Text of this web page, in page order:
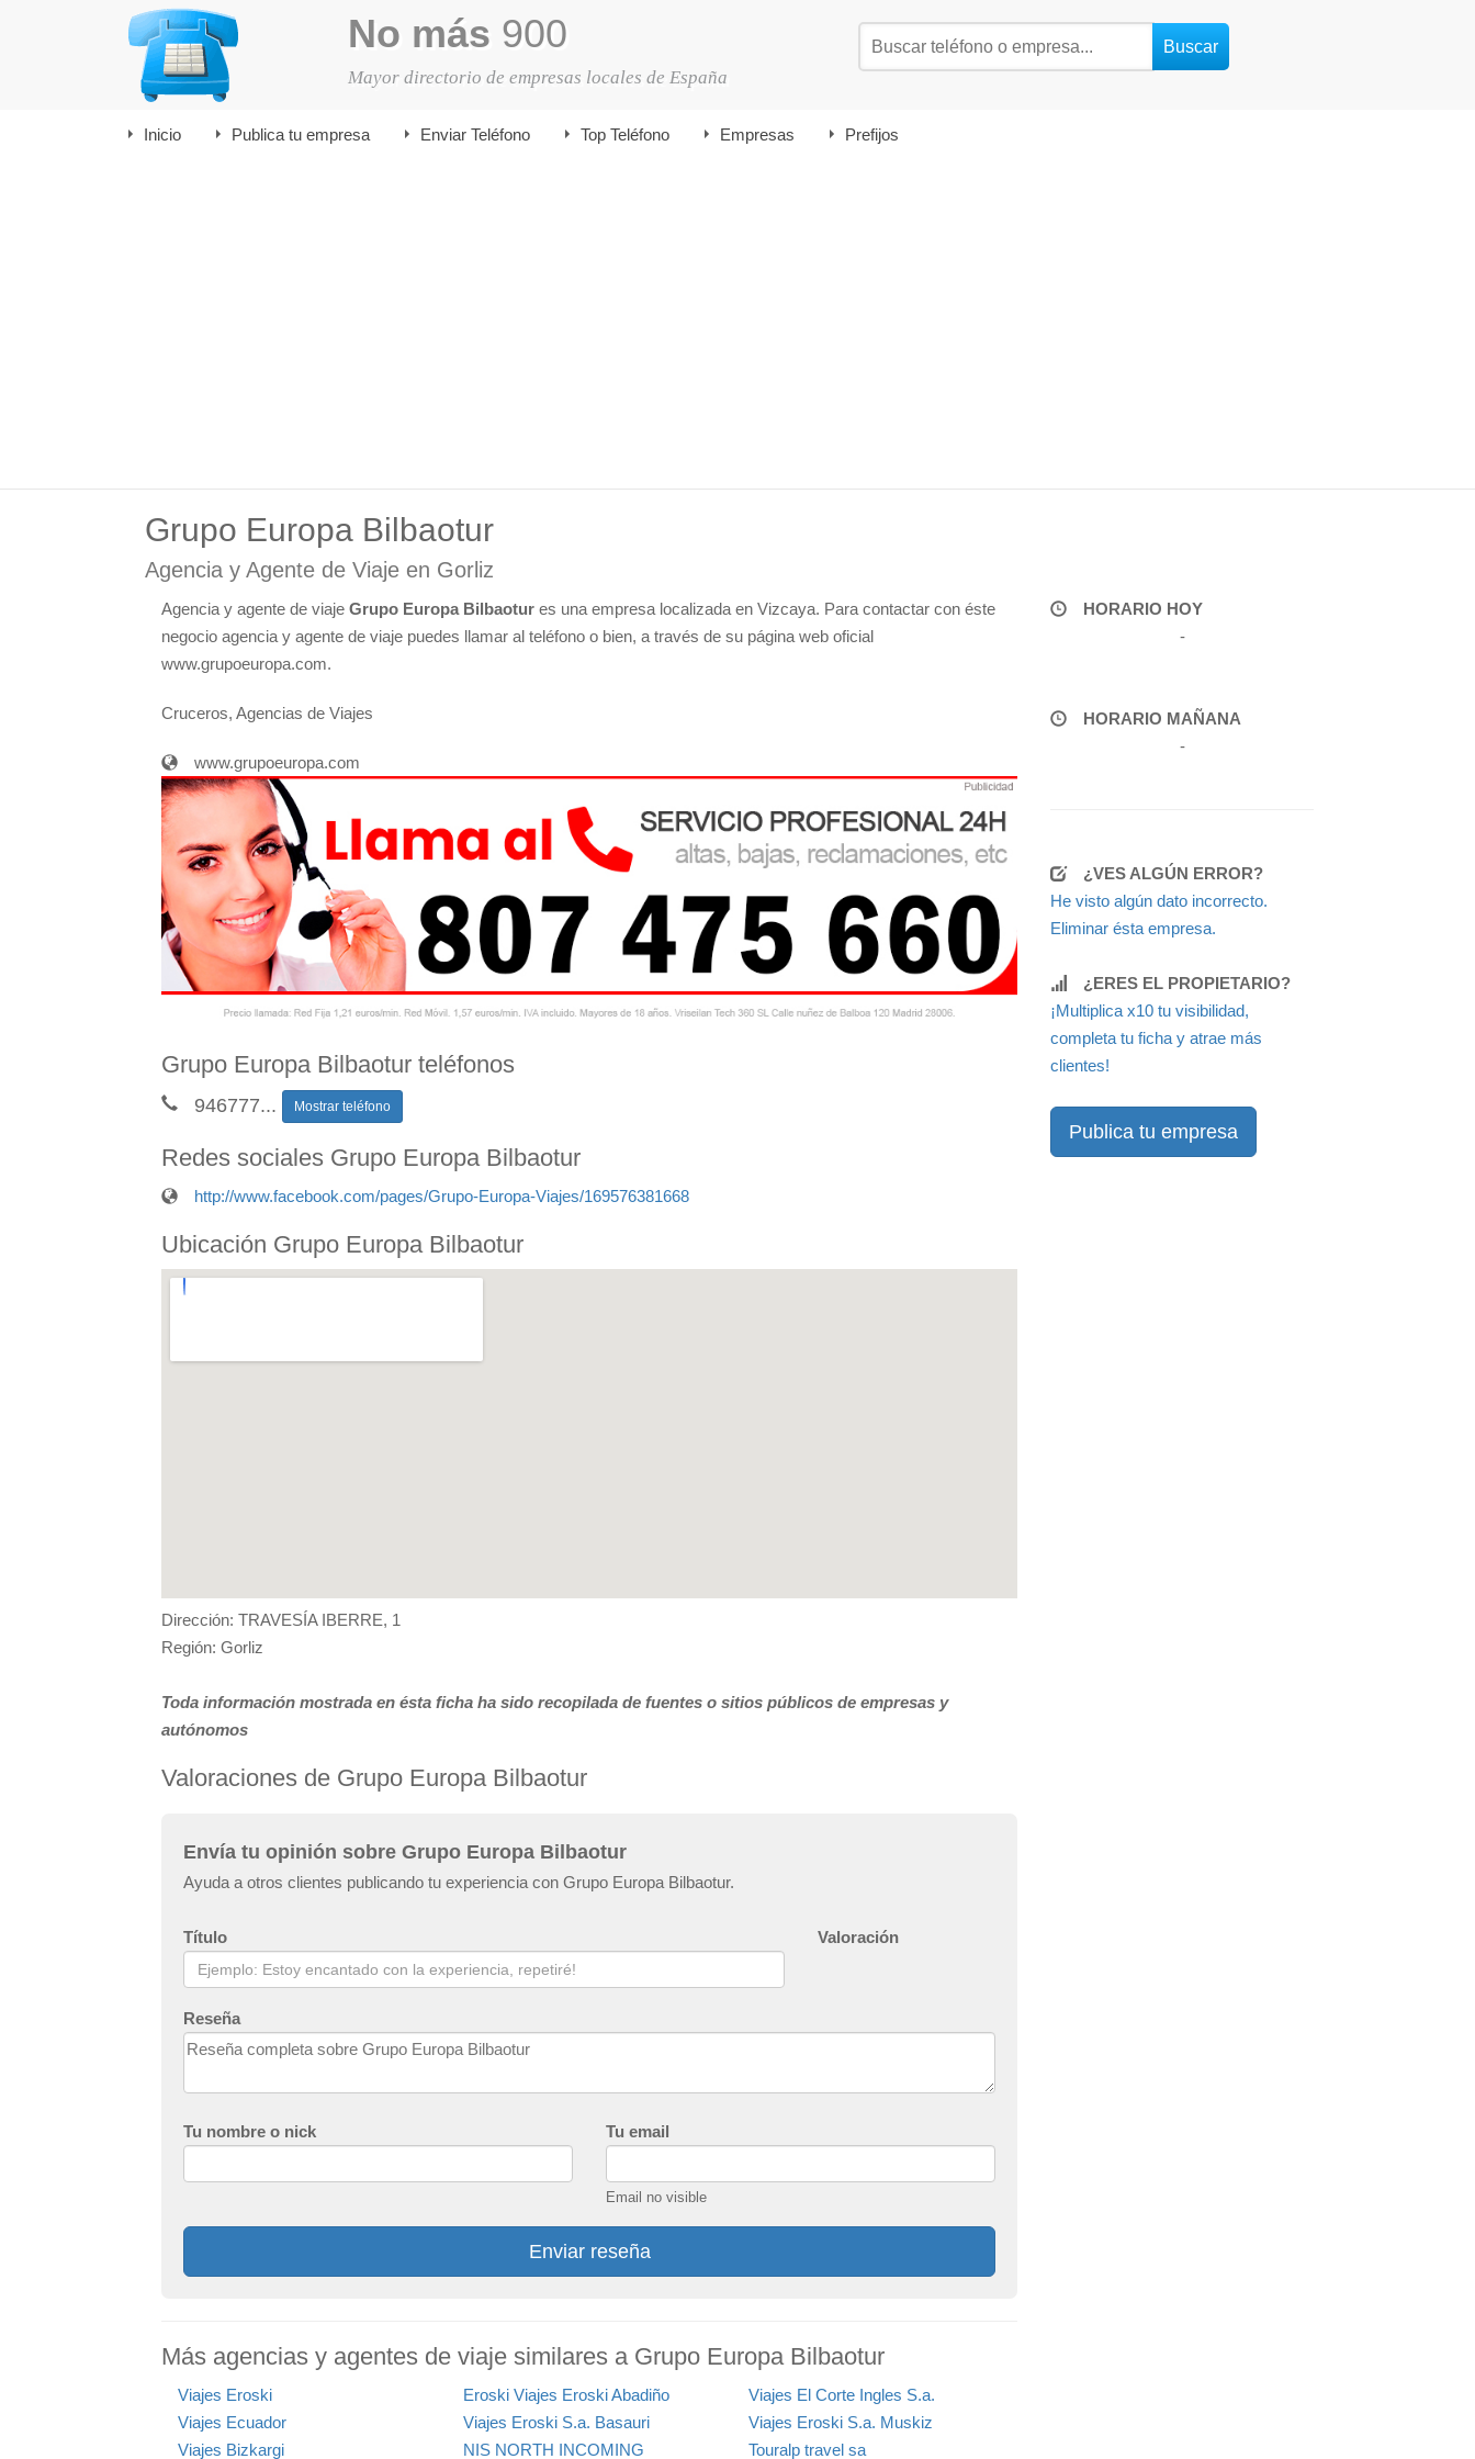
No más 900
Mayor directorio de empresas locales de España
Inicio Publica tu empresa Enviar Teléfono Top Teléfono Empresas Prefijos
Grupo Europa Bilbaotur
Agencia y Agente de Viaje en Gorliz
Agencia y agente de viaje Grupo Europa Bilbaotur es una empresa localizada en Vizcaya. Para contactar con éste
negocio agencia y agente de viaje puedes llamar al teléfono o bien, a través de su página web oficial
www.grupoeuropa.com.
Cruceros, Agencias de Viajes
www.grupoeuropa.com
Grupo Europa Bilbaotur teléfonos
946777... Mostrar teléfono
Redes sociales Grupo Europa Bilbaotur
http://www.facebook.com/pages/Grupo-Europa-Viajes/169576381668
Ubicación Grupo Europa Bilbaotur
Dirección: TRAVESÍA IBERRE, 1
Región: Gorliz
Toda información mostrada en ésta ficha ha sido recopilada de fuentes o sitios públicos de empresas y
autónomos
Valoraciones de Grupo Europa Bilbaotur
Envía tu opinión sobre Grupo Europa Bilbaotur
Ayuda a otros clientes publicando tu experiencia con Grupo Europa Bilbaotur.
Título Valoración
Reseña
Tu nombre o nick Tu email
Email no visible
Enviar reseña
Más agencias y agentes de viaje similares a Grupo Europa Bilbaotur
Viajes Eroski Eroski Viajes Eroski Abadiño
Viajes El Corte Ingles S.a.
Viajes Ecuador
Viajes Eroski S.a. Basauri
Viajes Eroski S.a. Muskiz
Viajes Bizkargi
NIS NORTH INCOMING Touralp travel sa
HORARIO HOY
-
HORARIO MAÑANA
-
¿VES ALGÚN ERROR?
He visto algún dato incorrecto.
Eliminar ésta empresa.
¿ERES EL PROPIETARIO?
¡Multiplica x10 tu visibilidad,
completa tu ficha y atrae más
clientes!
Publica tu empresa